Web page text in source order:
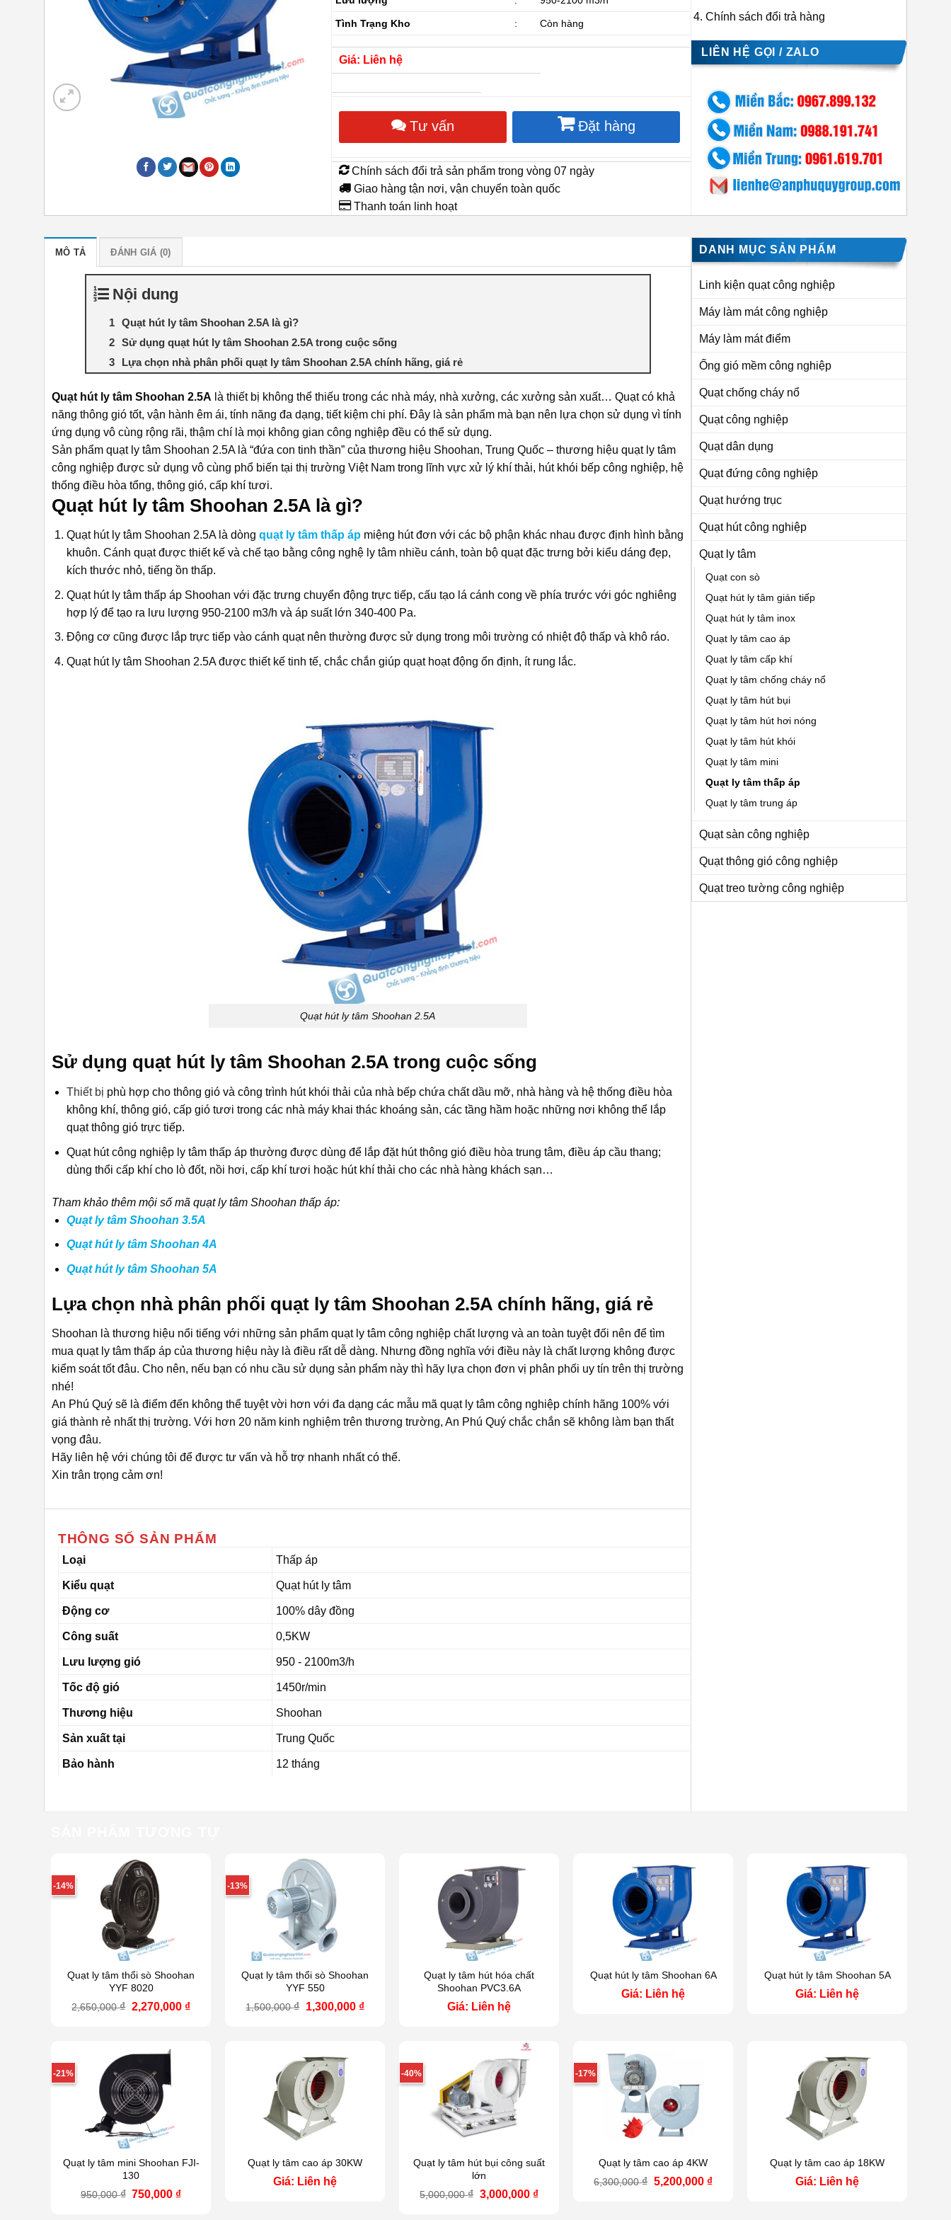
Tình Trạng Kho : Còn hàng
Giá: Liên hệ
Tư vấn Đặt hàng
Chính sách đổi trả sản phẩm trong vòng 07 ngày
Giao hàng tận nơi, vận chuyển toàn quốc
Thanh toán linh hoạt
Chính sách đổi trả hàng
LIÊN HỆ GỌI / ZALO
MÔ TẢ ĐÁNH GIÁ (0)
Nội dung
Quạt hút ly tâm Shoohan 2.5A là gì?
Sử dụng quạt hút ly tâm Shoohan 2.5A trong cuộc sống
Lựa chọn nhà phân phối quạt ly tâm Shoohan 2.5A chính hãng, giá rẻ
Quạt hút ly tâm Shoohan 2.5A là thiết bị không thể thiếu trong các nhà máy, nhà xưởng, các xưởng sản xuất… Quạt có khả
năng thông gió tốt, vận hành êm ái, tính năng đa dạng, tiết kiệm chi phí. Đây là sản phẩm mà bạn nên lựa chọn sử dụng vì tính
ứng dụng vô cùng rộng rãi, thậm chí là mọi không gian công nghiệp đều có thể sử dụng.
Sản phẩm quạt ly tâm Shoohan 2.5Alà “đứa con tinh thần” của thương hiệu Shoohan, Trung Quốc – thương hiệu quạt ly tâm
công nghiệp được sử dụng vô cùng phổ biến tại thị trường Việt Nam trong lĩnh vực xử lý khí thải, hút khói bếp công nghiệp, hệ
thống điều hòa tổng, thông gió, cấp khí tươi.
Quạt hút ly tâm Shoohan 2.5A là gì?
Quạt hút ly tâm Shoohan 2.5A là dòng quạt ly tâm thấp ápmiệng hút đơn với các bộ phận khác nhau được định hình bằng
khuôn. Cánh quạt được thiết kế và chế tạo bằng công nghệ ly tâm nhiều cánh, toàn bộ quạt đặc trưng bởi kiểu dáng đẹp,
kích thước nhỏ, tiếng ồn thấp.
Quạt hút ly tâm thấp áp Shoohan với đặc trưng chuyển động trực tiếp, cấu tạo lá cánh cong về phía trước với góc nghiêng
hợp lý để tạo ra lưu lượng 950-2100 m3/h và áp suất lớn 340-400 Pa.
Động cơ cũng được lắp trực tiếp vào cánh quạt nên thường được sử dụng trong môi trường có nhiệt độ thấp và khô ráo.
Quạt hút ly tâm Shoohan 2.5A được thiết kế tinh tế, chắc chắn giúp quạt hoạt động ổn định, ít rung lắc.
Quạt hút ly tâm Shoohan 2.5A
Sử dụng quạt hút ly tâm Shoohan 2.5A trong cuộc sống
Thiết bị phù hợp cho thông gió và công trình hút khói thải của nhà bếp chứa chất dầu mỡ, nhà hàng và hệ thống điều hòa
không khí, thông gió, cấp gió tươi trong các nhà máy khai thác khoáng sản, các tầng hầm hoặc những nơi không thể lắp
quạt thông gió trực tiếp.
Quạt hút công nghiệp ly tâm thấp áp thường được dùng để lắp đặt hút thông gió điều hòa trung tâm, điều áp cầu thang;
dùng thổi cấp khí cho lò đốt, nồi hơi, cấp khí tươi hoặc hút khí thải cho các nhà hàng khách sạn…
Tham khảo thêm mội số mã quạt ly tâm Shoohan thấp áp:
Quạt ly tâm Shoohan 3.5A
Quạt hút ly tâm Shoohan 4A
Quạt hút ly tâm Shoohan 5A
Lựa chọn nhà phân phối quạt ly tâm Shoohan 2.5A chính hãng, giá rẻ
Shoohan là thương hiệu nổi tiếng với những sản phẩm quạt ly tâm công nghiệp chất lượng và an toàn tuyệt đối nên để tìm
mua quạt ly tâm thấp áp của thương hiệu này là điều rất dễ dàng. Nhưng đồng nghĩa với điều này là chất lượng không được
kiểm soát tốt đâu. Cho nên, nếu bạn có nhu cầu sử dụng sản phẩm này thì hãy lựa chọn đơn vị phân phối uy tín trên thị trường
nhé!
An Phú Quý sẽ là điểm đến không thể tuyệt vời hơn với đa dạng các mẫu mã quạt ly tâm công nghiệp chính hãng 100% với
giá thành rẻ nhất thị trường. Với hơn 20 năm kinh nghiệm trên thương trường, An Phú Quý chắc chắn sẽ không làm bạn thất
vọng đâu.
Hãy liên hệ với chúng tôi để được tư vấn và hỗ trợ nhanh nhất có thể.
Xin trân trọng cảm ơn!
THÔNG SỐ SẢN PHẨM
Loại Thấp áp
Kiểu quạt Quạt hút ly tâm
Động cơ 100% dây đồng
Công suất 0,5KW
Lưu lượng gió 950 - 2100m3/h
Tốc độ gió 1450r/min
Thương hiệu Shoohan
Sản xuất tại Trung Quốc
Bảo hành 12 tháng
DANH MỤC SẢN PHẨM
Linh kiện quạt công nghiệp
Máy làm mát công nghiệp
Máy làm mát điểm
Ống gió mềm công nghiệp
Quạt chống cháy nổ
Quạt công nghiệp
Quạt dân dụng
Quạt đứng công nghiệp
Quạt hướng trục
Quạt hút công nghiệp
Quạt ly tâm
Quạt con sò
Quạt hút ly tâm gián tiếp
Quạt hút ly tâm inox
Quạt ly tâm cao áp
Quạt ly tâm cấp khí
Quạt ly tâm chống cháy nổ
Quạt ly tâm hút bụi
Quạt ly tâm hút hơi nóng
Quạt ly tâm hút khói
Quạt ly tâm mini
Quạt ly tâm thấp áp
Quạt ly tâm trung áp
Quạt sàn công nghiệp
Quạt thông gió công nghiệp
Quạt treo tường công nghiệp
-14%
Quạt ly tâm thổi sò Shoohan
YYF 8020
2,650,000₫ Giá
2,270,000 ₫Giá
-13%
Quạt ly tâm thổi sò Shoohan
YYF 550
1,500,000₫ Giá
1,300,000 ₫Giá
Quạt ly tâm hút hóa chất
Shoohan PVC3.6A
Giá: Liên hệ
Quạt hút ly tâm Shoohan 6A
Giá: Liên hệ
Quạt hút ly tâm Shoohan 5A
Giá: Liên hệ
-21%
Quạt ly tâm mini Shoohan FJI-
130
950,000₫ Giá
750,000 ₫Giá
Quạt ly tâm cao áp 30KW
Giá: Liên hệ
-40%
Quạt ly tâm hút bụi công suất
lớn
5,000,000₫ Giá
3,000,000 ₫Giá
-17%
Quạt ly tâm cao áp 4KW
6,300,000₫ Giá
5,200,000 ₫Giá
Quạt ly tâm cao áp 18KW
Giá: Liên hệ